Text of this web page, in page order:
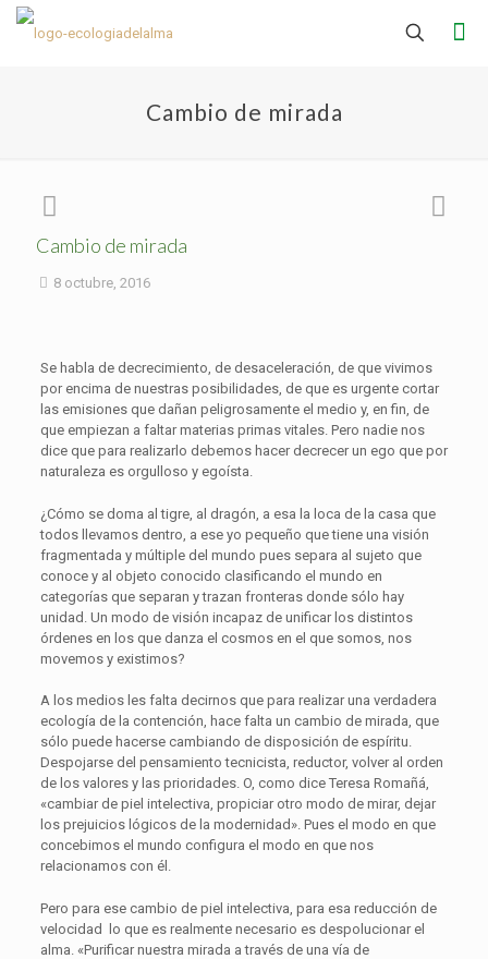
Cambio de mirada
Cambio de mirada
8 octubre, 2016
Se habla de decrecimiento, de desaceleración, de que vivimos
por encima de nuestras posibilidades, de que es urgente cortar
las emisiones que dañan peligrosamente el medio y, en fin, de
que empiezan a faltar materias primas vitales. Pero nadie nos
dice que para realizarlo debemos hacer decrecer un ego que por
naturaleza es orgulloso y egoísta.
¿Cómo se doma al tigre, al dragón, a esa la loca de la casa que
todos llevamos dentro, a ese yo pequeño que tiene una visión
fragmentada y múltiple del mundo pues separa al sujeto que
conoce y al objeto conocido clasificando el mundo en
categorías que separan y trazan fronteras donde sólo hay
unidad. Un modo de visión incapaz de unificar los distintos
órdenes en los que danza el cosmos en el que somos, nos
movemos y existimos?
A los medios les falta decirnos que para realizar una verdadera
ecología de la contención, hace falta un cambio de mirada, que
sólo puede hacerse cambiando de disposición de espíritu.
Despojarse del pensamiento tecnicista, reductor, volver al orden
de los valores y las prioridades. O, como dice Teresa Romañá,
«cambiar de piel intelectiva, propiciar otro modo de mirar, dejar
los prejuicios lógicos de la modernidad». Pues el modo en que
concebimos el mundo configura el modo en que nos
relacionamos con él.
Pero para ese cambio de piel intelectiva, para esa reducción de
velocidad lo que es realmente necesario es despolucionar el
alma. «Purificar nuestra mirada a través de una vía de